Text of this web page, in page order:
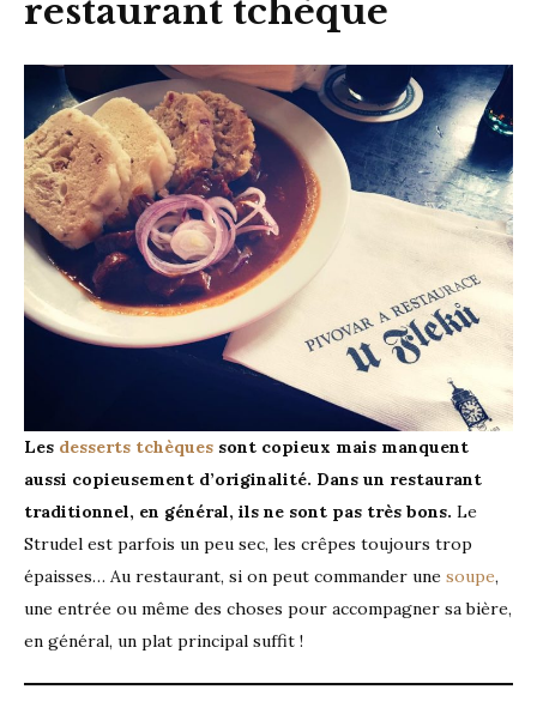
restaurant tchèque
Les desserts tchèques sont copieux mais manquent
aussi copieusement d’originalité. Dans un restaurant
traditionnel, en général, ils ne sont pas très bons. Le
Strudel est parfois un peu sec, les crêpes toujours trop
épaisses… Au restaurant, si on peut commander une soupe,
une entrée ou même des choses pour accompagner sa bière,
en général, un plat principal suffit !